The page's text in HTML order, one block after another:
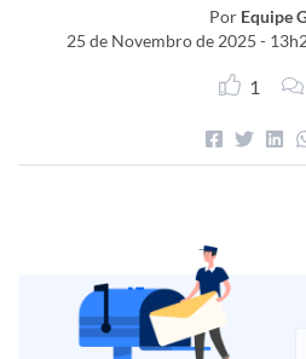
Por Equipe
25 de Novembro de 2025 -
1